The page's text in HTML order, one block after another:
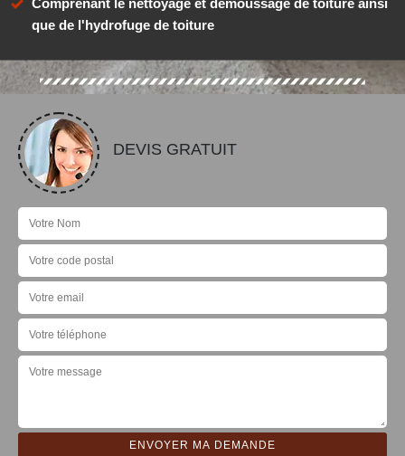
que de l'hydrofuge de toiture
DEVIS GRATUIT